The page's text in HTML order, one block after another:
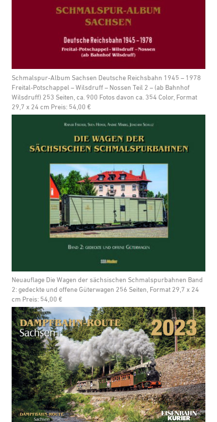
Schmalspur-Album Sachsen Deutsche Reichsbahn 1945 – 1978
Freital-Potschappel – Wilsdruff – Nossen Teil 2 – (ab Bahnhof
Wilsdruff) 253 Seiten, ca. 900 Fotos davon ca. 354 Color, Format
29,7 x 24 cm Preis: 54,00 €
Neuauflage Die Wagen der sächsischen Schmalspurbahnen Band
2: gedeckte und offene Güterwagen 256 Seiten, Format 29,7 x 24
cm Preis: 54,00 €